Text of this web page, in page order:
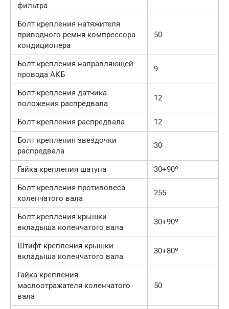
фильтра
Болт крепления натяжителя
приводного ремня компрессора
кондиционера
50
Болт крепления направляющей
провода АКБ
9
Болт крепления датчика
положения распредвала
12
Болт крепления распредвала
12
Болт крепления звездочки
распредвала
30
Гайка крепления шатуна
30+90º
Болт крепления противовеса
коленчатого вала
255
Болт крепления крышки
вкладыша коленчатого вала
30+90º
Штифт крепления крышки
вкладыша коленчатого вала
30+80º
Гайка крепления
маслоотражателя коленчатого
вала
50